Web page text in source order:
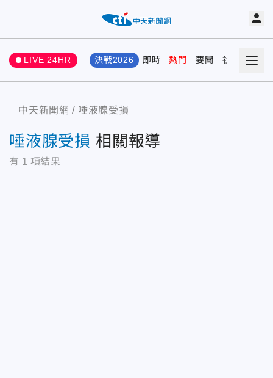
LIVE 24HR 決戰2026 即時 熱門 要聞 社會 娛樂
中天新聞網 唾液腺受損
唾液腺受損 相關報導
有 1 項結果